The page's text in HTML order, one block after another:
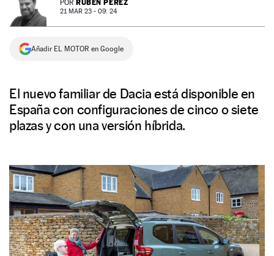
NEWSLETTER
SÍGUENOS
POR RUBÉN PÉREZ
21 MAR 23 - 09: 24
Añadir EL MOTOR en Google
El nuevo familiar de Dacia está disponible en
España con configuraciones de cinco o siete
plazas y con una versión híbrida.